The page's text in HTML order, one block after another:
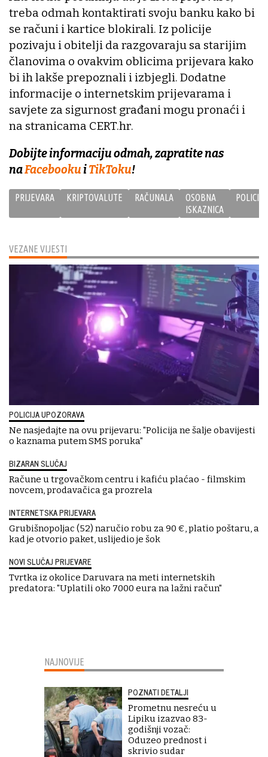
VEZANE VIJESTI
POLICIJA UPOZORAVA
Ne nasjedajte na ovu prijevaru: "Policija ne šalje obavijesti
o kaznama putem SMS poruka"
BIZARAN SLUČAJ
Račune u trgovačkom centru i kafiću plaćao - filmskim
novcem, prodavačica ga prozrela
INTERNETSKA PRIJEVARA
Grubišnopoljac (52) naručio robu za 90 €, platio poštaru, a
kad je otvorio paket, uslijedio je šok
NOVI SLUČAJ PRIJEVARE
Tvrtka iz okolice Daruvara na meti internetskih
predatora: "Uplatili oko 7000 eura na lažni račun"
treba odmah kontaktirati svoju banku kako bi
se računi i kartice blokirali. Iz policije
pozivaju i obitelji da razgovaraju sa starijim
članovima o ovakvim oblicima prijevara kako
bi ih lakše prepoznali i izbjegli. Dodatne
informacije o internetskim prijevarama i
savjete za sigurnost građani mogu pronaći i
na stranicama CERT.hr.
Dobijte informaciju odmah, zapratite nas
naFacebookuiTikToku!
PRIJEVARA KRIPTOVALUTE RAČUNALA
OSOBNA
ISKAZNICA
POLICIJA
NAJNOVIJE
POZNATI DETALJI
Prometnu nesreću u
Lipiku izazvao 83-
godišnji vozač:
Oduzeo prednost i
skrivio sudar